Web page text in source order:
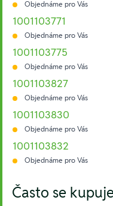
Objednáme pro Vás
1001103771
Objednáme pro Vás
1001103775
Objednáme pro Vás
1001103827
Objednáme pro Vás
1001103830
Objednáme pro Vás
1001103832
Objednáme pro Vás
Často se